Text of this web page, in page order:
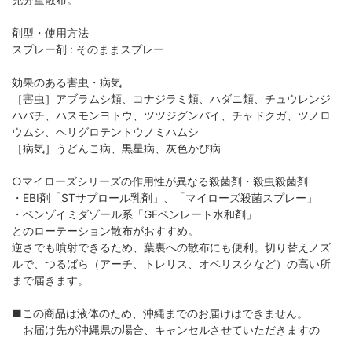
剤型・使用方法
スプレー剤 : そのままスプレー
効果のある害虫・病気
［害虫］アブラムシ類、コナジラミ類、ハダニ類、チュウレンジ
ハバチ、ハスモンヨトウ、ツツジグンバイ、チャドクガ、ツノロ
ウムシ、ヘリグロテントウノミハムシ
［病気］うどんこ病、黒星病、灰色かび病
○マイローズシリーズの作用性が異なる殺菌剤・殺虫殺菌剤
・EBI剤「STサプロール乳剤」、「マイローズ殺菌スプレー」
・ベンゾイミダゾール系「GFベンレート水和剤」
とのローテーション散布がおすすめ。
逆さでも噴射できるため、葉裏への散布にも便利。切り替えノズ
ルで、つるばら（アーチ、トレリス、オベリスクなど）の高い所
まで届きます。
■この商品は液体のため、沖縄までのお届けはできません。
お届け先が沖縄県の場合、キャンセルさせていただきますの